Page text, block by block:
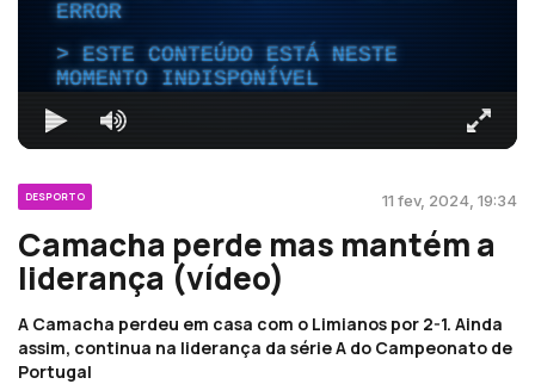
ERROR
ESTE CONTEÚDO ESTÁ NESTE
MOMENTO INDISPONÍVEL
DESPORTO 11 fev, 2024, 19:34
Camacha perde mas mantém a
liderança (vídeo)
A Camacha perdeu em casa com o Limianos por 2-1. Ainda
assim, continua na liderança da série A do Campeonato de
Portugal